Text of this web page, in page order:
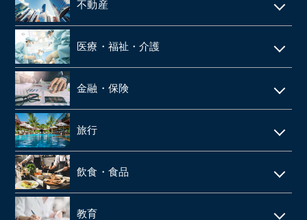
建材・住宅設備機器の卸
解体工事
鉄骨工事
内装・外装工事
消防設備点検・工事
建築資材卸
技術者派遣
ネット通販・EC
ゲーム
web広告
SaaS事業
web制作
データセンター
タクシー
倉庫
バス
引越
不動産
マンション管理
ビルメンテナンス
不動産テック
リフォーム
家賃保証・賃貸管理
不動産管理
医療・福祉・介護
調剤薬局
介護事業
施設介護・老人ホーム
訪問介護・デイサービス
医療機器卸・商社
金融・保険
リース・レンタル
保険代理店
ファンド
旅行
ホテル・旅館
旅行会社・旅行代理店
飲食・食品
飲食店
教育